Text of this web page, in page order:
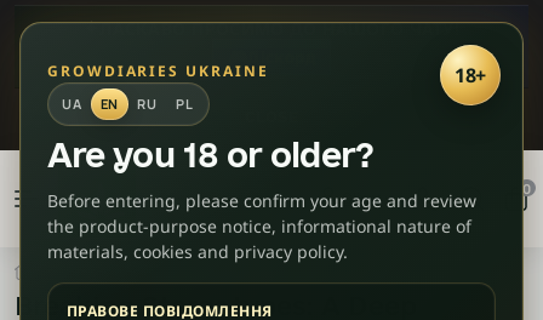
✦ЛАСКАВО ПРОСИМО ДО НАШОГО ЧАТУ!
Client 0
Breaking Stereotypes: A Deep
18+
GROWDIARIES UKRAINE
UA EN RU PL
Are you 18 or older?
Before entering, please confirm your age and review
the product-purpose notice, informational nature of
materials, cookies and privacy policy.
ПРАВОВЕ ПОВІДОМЛЕННЯ